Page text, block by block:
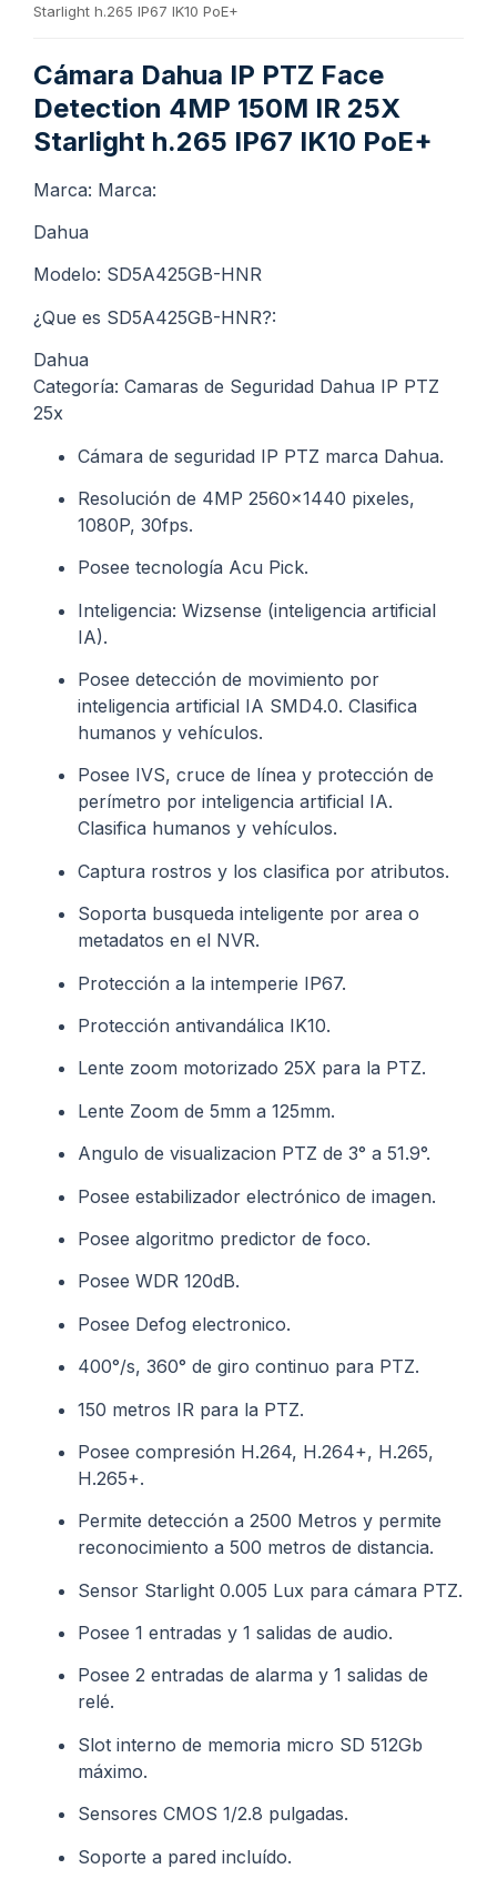
Starlight h.265 IP67 IK10 PoE+
Cámara Dahua IP PTZ Face
Detection 4MP 150M IR 25X
Starlight h.265 IP67 IK10 PoE+
Marca: Marca:
Dahua
Modelo: SD5A425GB-HNR
¿Que es SD5A425GB-HNR?:
Dahua
Categoría: Camaras de Seguridad Dahua IP PTZ
25x
Cámara de seguridad IP PTZ marca Dahua.
Resolución de 4MP 2560×1440 pixeles,
1080P, 30fps.
Posee tecnología Acu Pick.
Inteligencia: Wizsense (inteligencia artificial
IA).
Posee detección de movimiento por
inteligencia artificial IA SMD4.0. Clasifica
humanos y vehículos.
Posee IVS, cruce de línea y protección de
perímetro por inteligencia artificial IA.
Clasifica humanos y vehículos.
Captura rostros y los clasifica por atributos.
Soporta busqueda inteligente por area o
metadatos en el NVR.
Protección a la intemperie IP67.
Protección antivandálica IK10.
Lente zoom motorizado 25X para la PTZ.
Lente Zoom de 5mm a 125mm.
Angulo de visualizacion PTZ de 3° a 51.9°.
Posee estabilizador electrónico de imagen.
Posee algoritmo predictor de foco.
Posee WDR 120dB.
Posee Defog electronico.
400°/s, 360° de giro continuo para PTZ.
150 metros IR para la PTZ.
Posee compresión H.264, H.264+, H.265,
H.265+.
Permite detección a 2500 Metros y permite
reconocimiento a 500 metros de distancia.
Sensor Starlight 0.005 Lux para cámara PTZ.
Posee 1 entradas y 1 salidas de audio.
Posee 2 entradas de alarma y 1 salidas de
relé.
Slot interno de memoria micro SD 512Gb
máximo.
Sensores CMOS 1/2.8 pulgadas.
Soporte a pared incluído.